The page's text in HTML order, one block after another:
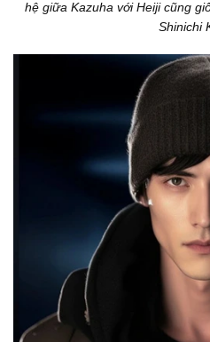
hệ giữa Kazuha với Heiji cũng
Shinichi